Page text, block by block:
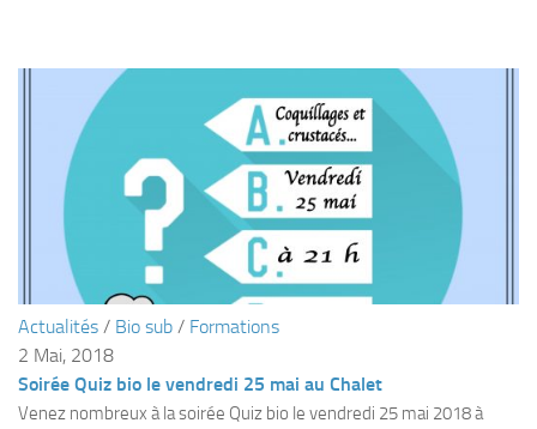
Maintien des acquis
Guide de palanquée N4
Initiateur
Moniteur Fédéral
Organisation
Fosse
Actualités / Bio sub / Formations
2 Mai, 2018
Soirée Quiz bio le vendredi 25 mai au Chalet
Venez nombreux à la soirée Quiz bio le vendredi 25 mai 2018 à